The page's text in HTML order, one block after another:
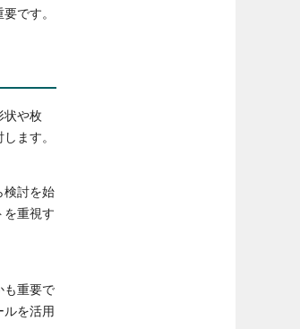
です。
状や枚
ます。
検討を始
を重視す
も重要で
を活用